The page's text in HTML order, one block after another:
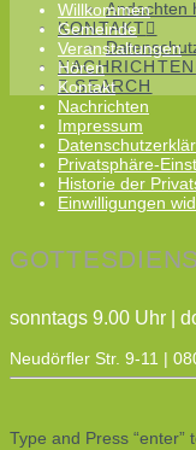
Andachten
KONTAKT
NACHRICHTEN
SEARCH
Willkommen
Gemeinde
Veranstaltungen
Hören
Kontakt
Nachrichten
Impressum
Privatsphäre-
Historie der
Einwilligungen
sonntags 9.00 Uhr |
Neudörfler Str. 9-11 |
Type and Press “enter”